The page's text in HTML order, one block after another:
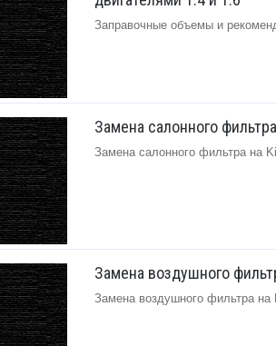
Заправочные объемы и
Замена салонного
Замена салонного фильтра на
Замена воздушного
Замена воздушного фильтра на